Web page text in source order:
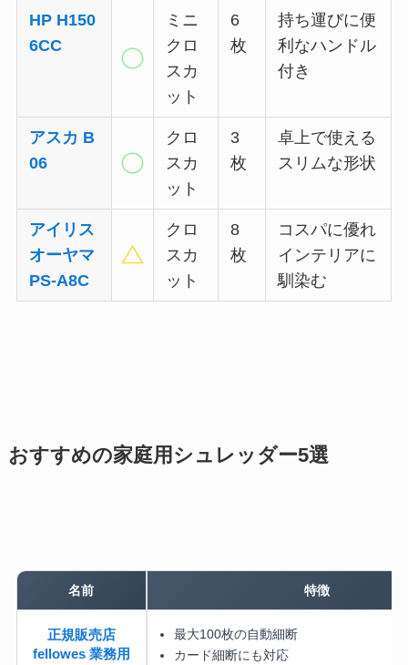
HP H150
6CC
ミニ
クロ
スカ
ット
6
枚
持ち運びに便
利なハンドル
付き
アスカ B
06
クロ
スカ
ット
3
枚
卓上で使える
スリムな形状
アイリス
オーヤマ
PS-A8C
クロ
スカ
ット
8
枚
コスパに優れ
インテリアに
馴染む
おすすめの家庭用シュレッダー5選
名前 特徴
正規販売店
fellowes 業務用
最大100枚の自動細断
カード細断にも対応